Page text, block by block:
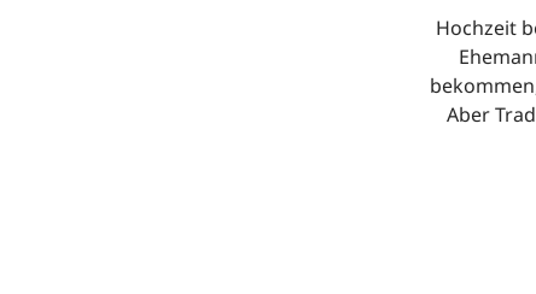
Hochzeit
Aber